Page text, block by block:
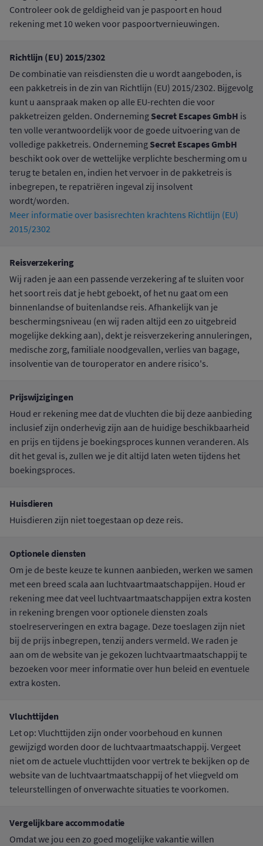
Controleer ook de geldigheid van je paspoort en houd
rekening met 10 weken voor paspoortvernieuwingen.
Richtlijn (EU) 2015/2302
De combinatie van reisdiensten die u wordt aangeboden, is
een pakketreis in de zin van Richtlijn (EU) 2015/2302. Bijgevolg
kunt u aanspraak maken op alle EU-rechten die voor
pakketreizen gelden. Onderneming Secret Escapes GmbH is
ten volle verantwoordelijk voor de goede uitvoering van de
volledige pakketreis. Onderneming Secret Escapes GmbH
beschikt ook over de wettelijke verplichte bescherming om u
terug te betalen en, indien het vervoer in de pakketreis is
inbegrepen, te repatriëren ingeval zij insolvent
wordt/worden.
Meer informatie over basisrechten krachtens Richtlijn (EU)
2015/2302
Reisverzekering
Wij raden je aan een passende verzekering af te sluiten voor
het soort reis dat je hebt geboekt, of het nu gaat om een
binnenlandse of buitenlandse reis. Afhankelijk van je
beschermingsniveau (en wij raden altijd een zo uitgebreid
mogelijke dekking aan), dekt je reisverzekering annuleringen,
medische zorg, familiale noodgevallen, verlies van bagage,
insolventie van de touroperator en andere risico's.
Prijswijzigingen
Houd er rekening mee dat de vluchten die bij deze aanbieding
inclusief zijn onderhevig zijn aan de huidige beschikbaarheid
en prijs en tijdens je boekingsproces kunnen veranderen. Als
dit het geval is, zullen we je dit altijd laten weten tijdens het
boekingsproces.
Huisdieren
Huisdieren zijn niet toegestaan op deze reis.
Optionele diensten
Om je de beste keuze te kunnen aanbieden, werken we samen
met een breed scala aan luchtvaartmaatschappijen. Houd er
rekening mee dat veel luchtvaartmaatschappijen extra kosten
in rekening brengen voor optionele diensten zoals
stoelreserveringen en extra bagage. Deze toeslagen zijn niet
bij de prijs inbegrepen, tenzij anders vermeld. We raden je
aan om de website van je gekozen luchtvaartmaatschappij te
bezoeken voor meer informatie over hun beleid en eventuele
extra kosten.
Vluchttijden
Let op: Vluchttijden zijn onder voorbehoud en kunnen
gewijzigd worden door de luchtvaartmaatschappij. Vergeet
niet om de actuele vluchttijden voor vertrek te bekijken op de
website van de luchtvaartmaatschappij of het vliegveld om
teleurstellingen of onverwachte situaties te voorkomen.
Vergelijkbare accommodatie
Omdat we jou een zo goed mogelijke vakantie willen